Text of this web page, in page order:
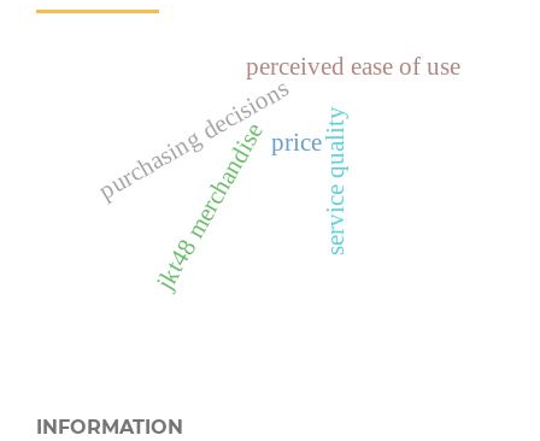
service quality
price
purchasing decisions
jkt48 merchandise
perceived ease of use
INFORMATION